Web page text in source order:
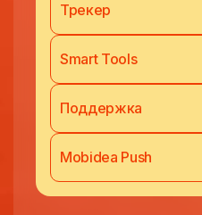
Трекер
Smart Tools
Поддержка
Mobidea Push